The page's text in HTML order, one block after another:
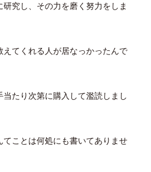
究し、その力を磨く努力をしま
えてくれる人が居なっかったんで
たり次第に購入して濫読しまし
てことは何処にも書いてありませ